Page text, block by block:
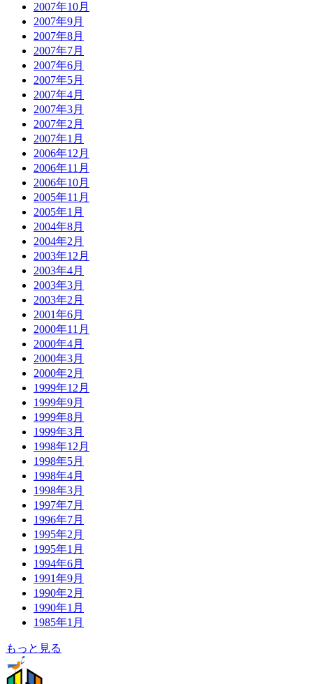
2007年10月
2007年9月
2007年8月
2007年7月
2007年6月
2007年5月
2007年4月
2007年3月
2007年2月
2007年1月
2006年12月
2006年11月
2006年10月
2005年11月
2005年1月
2004年8月
2004年2月
2003年12月
2003年4月
2003年3月
2003年2月
2001年6月
2000年11月
2000年4月
2000年3月
2000年2月
1999年12月
1999年9月
1999年8月
1999年3月
1998年12月
1998年5月
1998年4月
1998年3月
1997年7月
1996年7月
1995年2月
1995年1月
1994年6月
1991年9月
1990年2月
1990年1月
1985年1月
もっと見る